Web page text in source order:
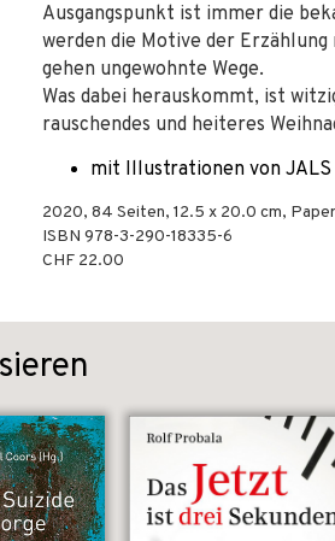
Ausgangspunkt ist immer die
werden die Motive der
gehen ungewohnte Wege.
Was dabei herauskommt, ist
rauschendes und heiteres
mit Illustrationen von JALS
2020, 84 Seiten, 12.5 x 20.0 cm,
ISBN 978-3-290-18335-6
CHF 22.00